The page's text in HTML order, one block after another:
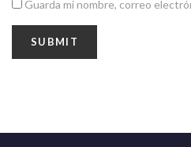
Guarda mi nombre, correo